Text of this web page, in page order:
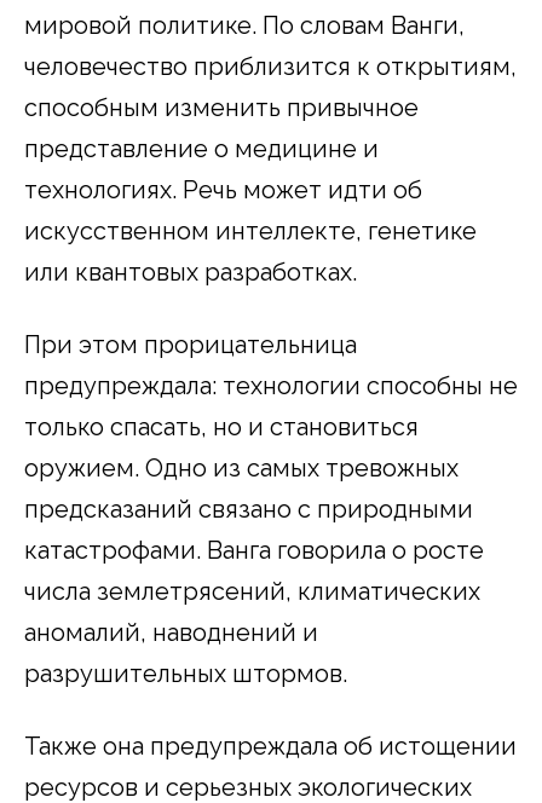
мировой политике. По словам Ванги,
человечество приблизится к открытиям,
способным изменить привычное
представление о медицине и
технологиях. Речь может идти об
искусственном интеллекте, генетике
или квантовых разработках.
При этом прорицательница
предупреждала: технологии способны не
только спасать, но и становиться
оружием. Одно из самых тревожных
предсказаний связано с природными
катастрофами. Ванга говорила о росте
числа землетрясений, климатических
аномалий, наводнений и
разрушительных штормов.
Также она предупреждала об истощении
ресурсов и серьезных экологических